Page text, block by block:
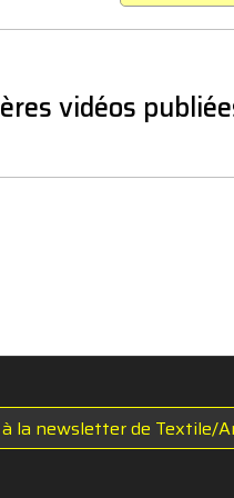
vidéos
la newsletter de Textile/